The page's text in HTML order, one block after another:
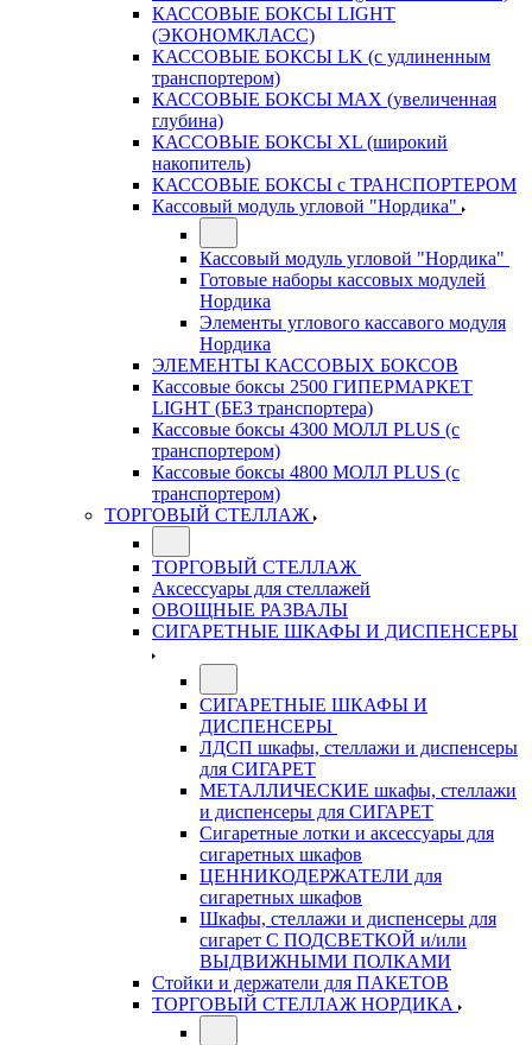
КАССОВЫЕ БОКСЫ LIGHT
(ЭКОНОМКЛАСС)
КАССОВЫЕ БОКСЫ LK (с удлиненным
транспортером)
КАССОВЫЕ БОКСЫ MAX (увеличенная
глубина)
КАССОВЫЕ БОКСЫ XL (широкий
накопитель)
КАССОВЫЕ БОКСЫ с ТРАНСПОРТЕРОМ
Кассовый модуль угловой "Нордика"
Кассовый модуль угловой "Нордика"
Готовые наборы кассовых модулей
Нордика
Элементы углового кассавого модуля
Нордика
ЭЛЕМЕНТЫ КАССОВЫХ БОКСОВ
Кассовые боксы 2500 ГИПЕРМАРКЕТ
LIGHT (БЕЗ транспортера)
Кассовые боксы 4300 МОЛЛ PLUS (с
транспортером)
Кассовые боксы 4800 МОЛЛ PLUS (с
транспортером)
ТОРГОВЫЙ СТЕЛЛАЖ
ТОРГОВЫЙ СТЕЛЛАЖ
Аксессуары для стеллажей
ОВОЩНЫЕ РАЗВАЛЫ
СИГАРЕТНЫЕ ШКАФЫ И ДИСПЕНСЕРЫ
СИГАРЕТНЫЕ ШКАФЫ И
ДИСПЕНСЕРЫ
ЛДСП шкафы, стеллажи и диспенсеры
для СИГАРЕТ
МЕТАЛЛИЧЕСКИЕ шкафы, стеллажи
и диспенсеры для СИГАРЕТ
Сигаретные лотки и аксессуары для
сигаретных шкафов
ЦЕННИКОДЕРЖАТЕЛИ для
сигаретных шкафов
Шкафы, стеллажи и диспенсеры для
сигарет С ПОДСВЕТКОЙ и/или
ВЫДВИЖНЫМИ ПОЛКАМИ
Стойки и держатели для ПАКЕТОВ
ТОРГОВЫЙ СТЕЛЛАЖ НОРДИКА